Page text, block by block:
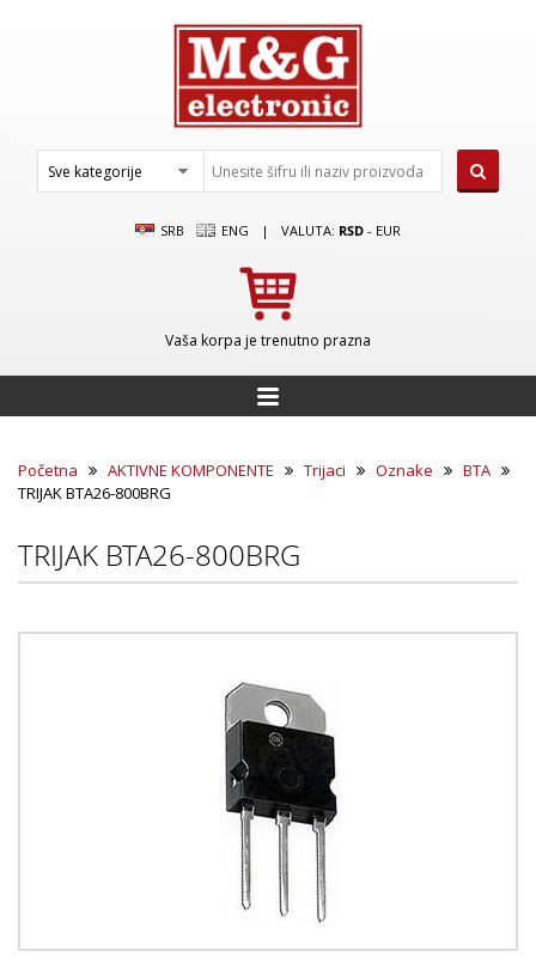
SRB ENG | VALUTA: RSD - EUR
Vaša korpa je trenutno prazna
Početna AKTIVNE KOMPONENTE Trijaci Oznake
BTA
TRIJAK BTA26-800BRG
TRIJAK BTA26-800BRG